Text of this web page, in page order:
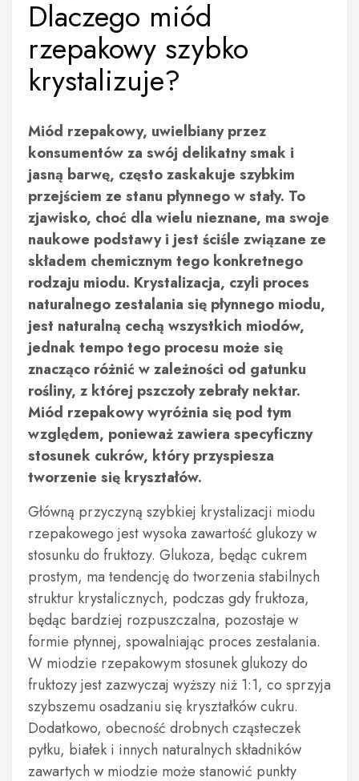
Dlaczego miód
rzepakowy szybko
krystalizuje?
Miód rzepakowy, uwielbiany przez
konsumentów za swój delikatny smak i
jasną barwę, często zaskakuje szybkim
przejściem ze stanu płynnego w stały. To
zjawisko, choć dla wielu nieznane, ma swoje
naukowe podstawy i jest ściśle związane ze
składem chemicznym tego konkretnego
rodzaju miodu. Krystalizacja, czyli proces
naturalnego zestalania się płynnego miodu,
jest naturalną cechą wszystkich miodów,
jednak tempo tego procesu może się
znacząco różnić w zależności od gatunku
rośliny, z której pszczoły zebrały nektar.
Miód rzepakowy wyróżnia się pod tym
względem, ponieważ zawiera specyficzny
stosunek cukrów, który przyspiesza
tworzenie się kryształów.
Główną przyczyną szybkiej krystalizacji miodu
rzepakowego jest wysoka zawartość glukozy w
stosunku do fruktozy. Glukoza, będąc cukrem
prostym, ma tendencję do tworzenia stabilnych
struktur krystalicznych, podczas gdy fruktoza,
będąc bardziej rozpuszczalna, pozostaje w
formie płynnej, spowalniając proces zestalania.
W miodzie rzepakowym stosunek glukozy do
fruktozy jest zazwyczaj wyższy niż 1:1, co sprzyja
szybszemu osadzaniu się kryształków cukru.
Dodatkowo, obecność drobnych cząsteczek
pyłku, białek i innych naturalnych składników
zawartych w miodzie może stanowić punkty